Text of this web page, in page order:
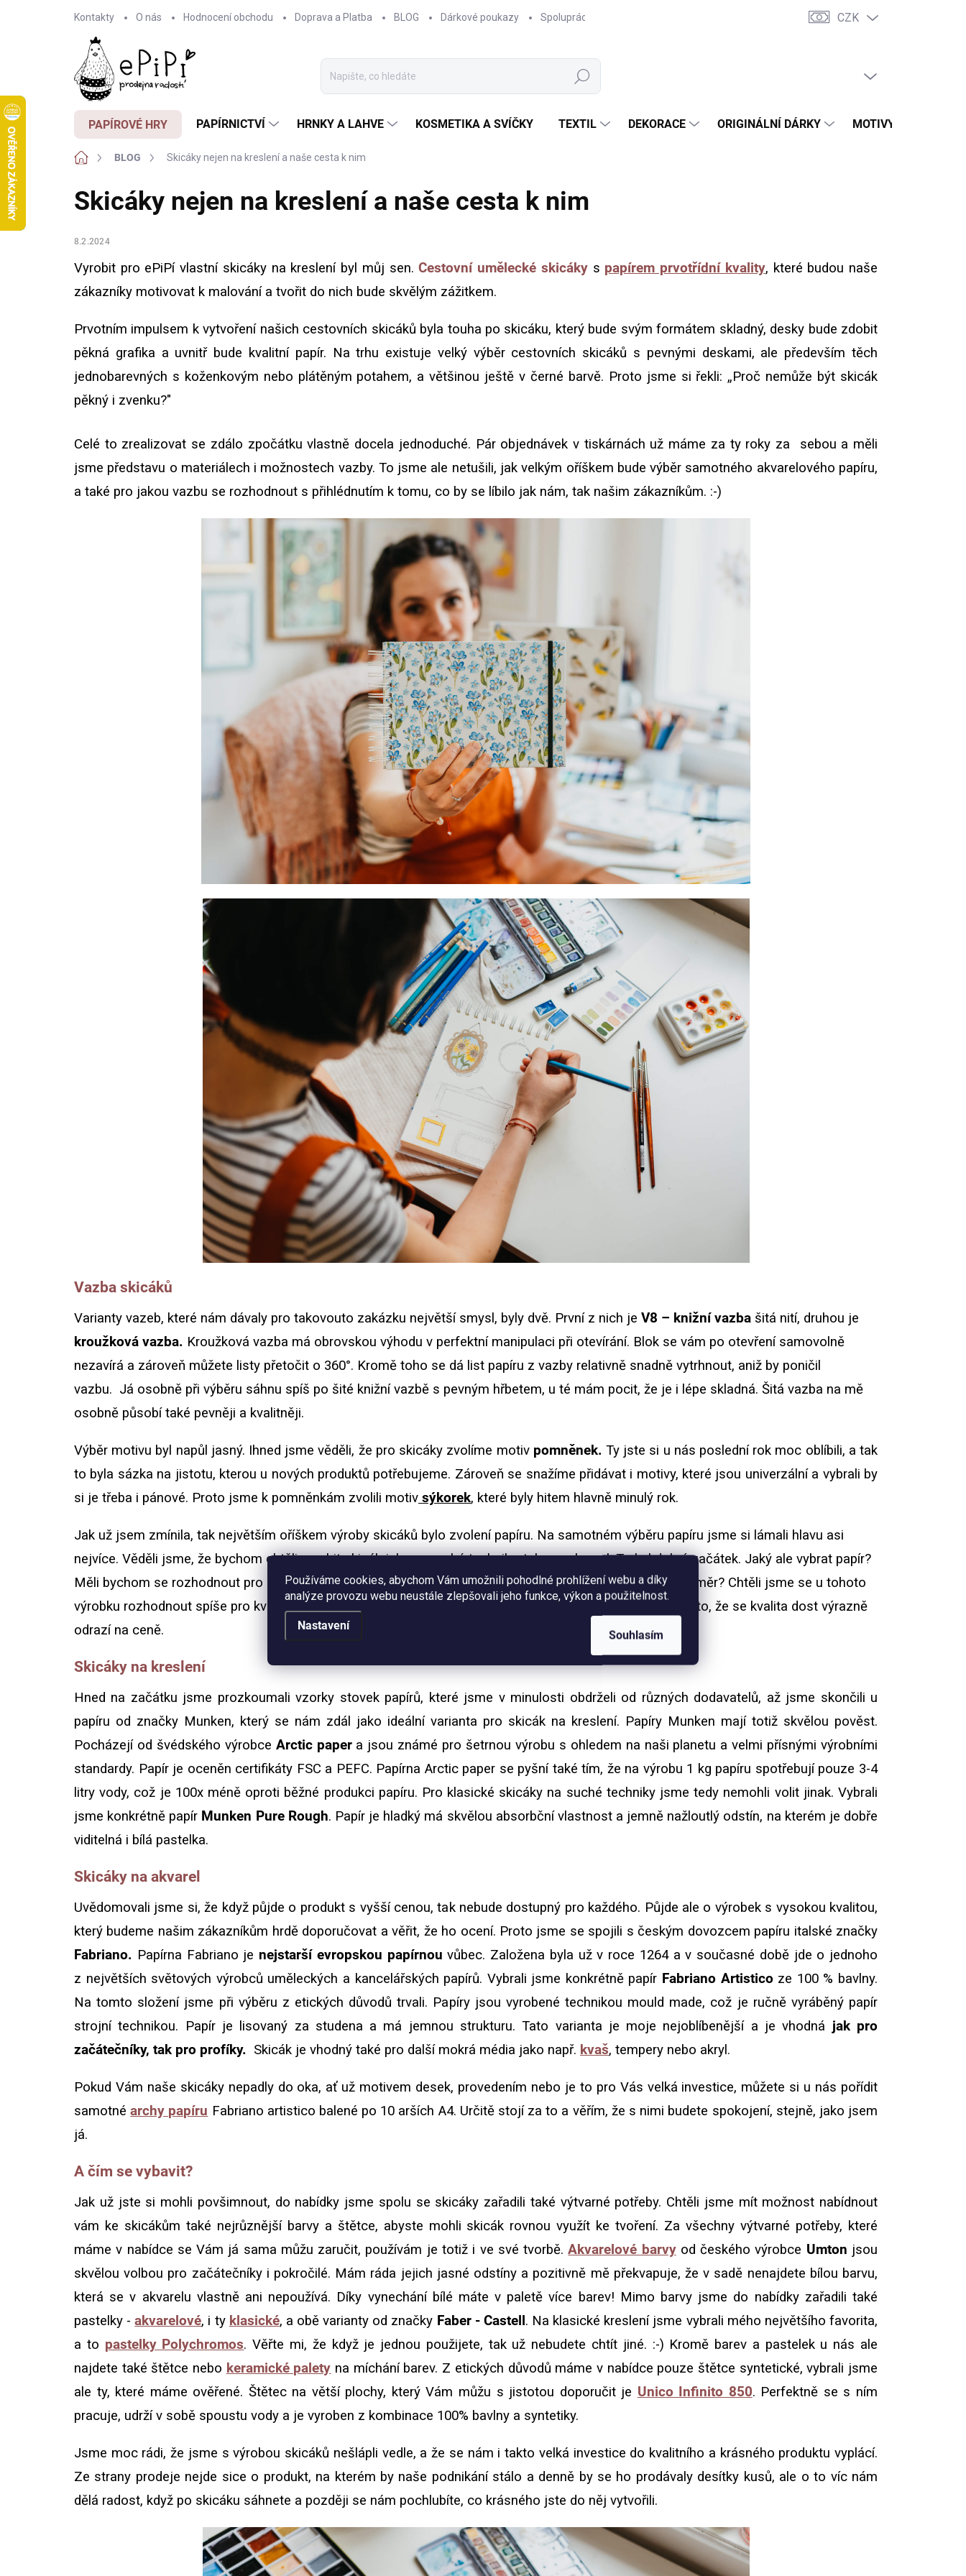
Používáme cookies, abychom Vám umožnili pohodlné prohlížení webu a díky
analýze provozu webu neustále zlepšovali jeho funkce, výkon a použitelnost.
Nastavení
Souhlasím
Kontakty O nás Hodnocení obchodu Doprava a Platba BLOG Dárkové poukazy Spolupráce Vrácení zboží a reklamace Trhy a prodejní akce
CZK
Hledat
PAPÍROVÉ HRY PAPÍRNICTVÍ HRNKY A LAHVE KOSMETIKA A SVÍČKY TEXTIL DEKORACE ORIGINÁLNÍ DÁRKY MOTIVY
Domů BLOG Skicáky nejen na kreslení a naše cesta k nim
Skicáky nejen na kreslení a naše cesta k nim
8.2.2024
Vyrobit pro ePiPí vlastní skicáky na kreslení byl můj sen.Cestovní umělecké skicákys papírem prvotřídní kvality, které budou naše
zákazníky motivovat k malování a tvořit do nich bude skvělým zážitkem.
Prvotním impulsem k vytvoření našich cestovních skicáků byla touha po skicáku, který bude svým formátem skladný, desky bude zdobit
pěkná grafika a uvnitř bude kvalitní papír. Na trhu existuje velký výběr cestovních skicáků s pevnými deskami, ale především těch
jednobarevných s koženkovým nebo plátěným potahem, a většinou ještě v černé barvě. Proto jsme si řekli: „Proč nemůže být skicák
pěkný i zvenku?"
Celé to zrealizovat se zdálo zpočátku vlastně docela jednoduché. Pár objednávek v tiskárnách už máme za ty roky za sebou a měli
jsme představu o materiálech i možnostech vazby. To jsme ale netušili, jak velkým oříškem bude výběr samotného akvarelového papíru,
a také pro jakou vazbu se rozhodnout s přihlédnutím k tomu, co by se líbilo jak nám, tak našim zákazníkům. :-)
Vazba skicáků
Varianty vazeb, které nám dávaly pro takovouto zakázku největší smysl, byly dvě. První z nich je V8 – knižní vazba šitá nití, druhou je
kroužková vazba. Kroužková vazba má obrovskou výhodu v perfektní manipulaci při otevírání. Blok se vám po otevření samovolně
nezavírá a zároveň můžete listy přetočit o 360°. Kromě toho se dá list papíru z vazby relativně snadně vytrhnout, aniž by poničil
vazbu. Já osobně při výběru sáhnu spíš po šité knižní vazbě s pevným hřbetem, u té mám pocit, že je i lépe skladná. Šitá vazba na mě
osobně působí také pevněji a kvalitněji.
Výběr motivu byl napůl jasný. Ihned jsme věděli, že pro skicáky zvolíme motiv pomněnek. Ty jste si u nás poslední rok moc oblíbili, a tak
to byla sázka na jistotu, kterou u nových produktů potřebujeme. Zároveň se snažíme přidávat i motivy, které jsou univerzální a vybrali by
si je třeba i pánové. Proto jsme k pomněnkám zvolili motiv sýkorek, které byly hitem hlavně minulý rok.
Jak už jsem zmínila, tak největším oříškem výroby skicáků bylo zvolení papíru. Na samotném výběru papíru jsme si lámali hlavu asi
nejvíce. Věděli jsme, že bychom chtěli vyrobit skicák jak pro suché techniky, tak pro akvarel. To byl dobrý začátek. Jaký ale vybrat papír?
Měli bychom se rozhodnout pro prémiovou kvalitu nebo bychom raději měli zvolit cenově dostupnější průměr? Chtěli jsme se u tohoto
výrobku rozhodnout spíše pro kvalitu, ale nebyli jsme 100 % si jistí, zda o to naši zákazníci stojí a přijmou to, že se kvalita dost výrazně
odrazí na ceně.
Skicáky na kreslení
Hned na začátku jsme prozkoumali vzorky stovek papírů, které jsme v minulosti obdrželi od různých dodavatelů, až jsme skončili u
papíru od značky Munken, který se nám zdál jako ideální varianta pro skicák na kreslení. Papíry Munken mají totiž skvělou pověst.
Pocházejí od švédského výrobce Arctic papera jsou známé pro šetrnou výrobu s ohledem na naši planetu a velmi přísnými výrobními
standardy. Papír je oceněn certifikáty FSC a PEFC. Papírna Arctic paper se pyšní také tím, že na výrobu 1 kg papíru spotřebují pouze 3-4
litry vody, což je 100x méně oproti běžné produkci papíru. Pro klasické skicáky na suché techniky jsme tedy nemohli volit jinak. Vybrali
jsme konkrétně papír Munken Pure Rough. Papír je hladký má skvělou absorbční vlastnost a jemně nažloutlý odstín, na kterém je dobře
viditelná i bílá pastelka.
Skicáky na akvarel
Uvědomovali jsme si, že když půjde o produkt s vyšší cenou, tak nebude dostupný pro každého. Půjde ale o výrobek s vysokou kvalitou,
který budeme našim zákazníkům hrdě doporučovat a věřit, že ho ocení. Proto jsme se spojili s českým dovozcem papíru italské značky
Fabriano. Papírna Fabriano je nejstarší evropskou papírnouvůbec. Založena byla už v roce 1264 a v současné době jde o jednoho
z největších světových výrobců uměleckých a kancelářských papírů. Vybrali jsme konkrétně papír Fabriano Artisticoze 100 % bavlny.
Na tomto složení jsme při výběru z etických důvodů trvali. Papíry jsou vyrobené technikou mould made, což je ručně vyráběný papír
strojní technikou. Papír je lisovaný za studena a má jemnou strukturu. Tato varianta je moje nejoblíbenější a je vhodná jak pro
začátečníky, tak pro profíky. Skicák je vhodný také pro další mokrá média jako např. kvaš, tempery nebo akryl.
Pokud Vám naše skicáky nepadly do oka, ať už motivem desek, provedením nebo je to pro Vás velká investice, můžete si u nás pořídit
samotnéarchy papíru Fabriano artistico balené po 10 arších A4. Určitě stojí za to a věřím, že s nimi budete spokojení, stejně, jako jsem
já.
A čím se vybavit?
Jak už jste si mohli povšimnout, do nabídky jsme spolu se skicáky zařadili také výtvarné potřeby. Chtěli jsme mít možnost nabídnout
vám ke skicákům také nejrůznější barvy a štětce, abyste mohli skicák rovnou využít ke tvoření. Za všechny výtvarné potřeby, které
máme v nabídce se Vám já sama můžu zaručit, používám je totiž i ve své tvorbě.Akvarelové barvyod českého výrobce Umton jsou
skvělou volbou pro začátečníky i pokročilé. Mám ráda jejich jasné odstíny a pozitivně mě překvapuje, že v sadě nenajdete bílou barvu,
která se v akvarelu vlastně ani nepoužívá. Díky vynechání bílé máte v paletě více barev! Mimo barvy jsme do nabídky zařadili také
pastelky -akvarelové, i ty klasické, a obě varianty od značky Faber - Castell. Na klasické kreslení jsme vybrali mého největšího favorita,
a to pastelky Polychromos. Věřte mi, že když je jednou použijete, tak už nebudete chtít jiné. :-) Kromě barev a pastelek u nás ale
najdete také štětce nebo keramické palety na míchání barev. Z etických důvodů máme v nabídce pouze štětce syntetické, vybrali jsme
ale ty, které máme ověřené. Štětec na větší plochy, který Vám můžu s jistotou doporučit je Unico Infinito 850. Perfektně se s ním
pracuje, udrží v sobě spoustu vody a je vyroben z kombinace 100% bavlny a syntetiky.
Jsme moc rádi, že jsme s výrobou skicáků nešlápli vedle, a že se nám i takto velká investice do kvalitního a krásného produktu vyplácí.
Ze strany prodeje nejde sice o produkt, na kterém by naše podnikání stálo a denně by se ho prodávaly desítky kusů, ale o to víc nám
dělá radost, když po skicáku sáhnete a později se nám pochlubíte, co krásného jste do něj vytvořili.